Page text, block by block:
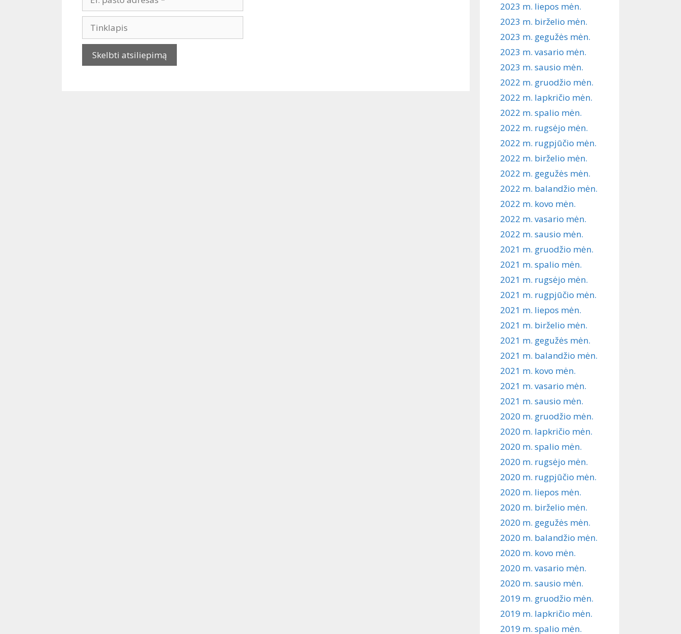
2023 m. liepos mėn.
2023 m. birželio mėn.
2023 m. gegužės mėn.
2023 m. vasario mėn.
2023 m. sausio mėn.
2022 m. gruodžio mėn.
2022 m. lapkričio mėn.
2022 m. spalio mėn.
2022 m. rugsėjo mėn.
2022 m. rugpjūčio mėn.
2022 m. birželio mėn.
2022 m. gegužės mėn.
2022 m. balandžio mėn.
2022 m. kovo mėn.
2022 m. vasario mėn.
2022 m. sausio mėn.
2021 m. gruodžio mėn.
2021 m. spalio mėn.
2021 m. rugsėjo mėn.
2021 m. rugpjūčio mėn.
2021 m. liepos mėn.
2021 m. birželio mėn.
2021 m. gegužės mėn.
2021 m. balandžio mėn.
2021 m. kovo mėn.
2021 m. vasario mėn.
2021 m. sausio mėn.
2020 m. gruodžio mėn.
2020 m. lapkričio mėn.
2020 m. spalio mėn.
2020 m. rugsėjo mėn.
2020 m. rugpjūčio mėn.
2020 m. liepos mėn.
2020 m. birželio mėn.
2020 m. gegužės mėn.
2020 m. balandžio mėn.
2020 m. kovo mėn.
2020 m. vasario mėn.
2020 m. sausio mėn.
2019 m. gruodžio mėn.
2019 m. lapkričio mėn.
2019 m. spalio mėn.